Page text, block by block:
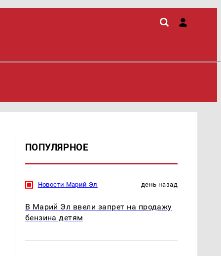
ПОПУЛЯРНОЕ
Новости Марий Эл день назад
В Марий Эл ввели запрет на продажу
бензина детям